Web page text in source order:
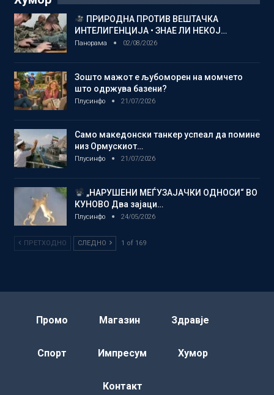
ПРИРОДНА ПРОТИВ ВЕШТАЧКА
ИНТЕЛИГЕНЦИЈА • ЗНАЕ ЛИ НЕКОЈ…
Панорама 02/08/2026
Зошто мажот е љубоморен на момчето
што одржува базени?
Плусинфо 21/07/2026
Само македонски танкер успеал да помине
низ Ормускиот…
Плусинфо 21/07/2026
„НАРУШЕНИ МЕЃУЗАЈАЧКИ ОДНОСИ“ ВО
КУНОВО Два зајаци…
Плусинфо 24/05/2026
ПРЕТХОДНО СЛЕДНО 1 of 169
Промо Магазин Здравје
Спорт Импресум Хумор
Контакт